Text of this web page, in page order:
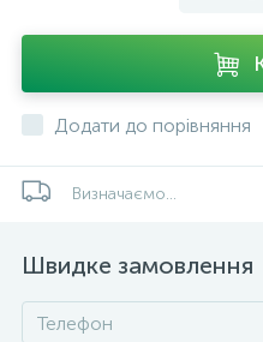
Додати до порівняння
Визначаємо...
Швидке замовлення